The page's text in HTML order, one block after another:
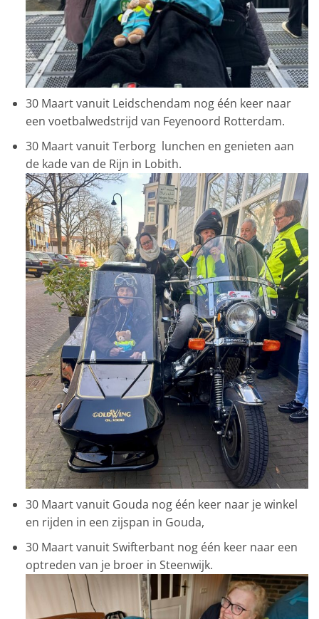
30 Maart vanuit Leidschendam nog één keer naar
een voetbalwedstrijd van Feyenoord Rotterdam.
30 Maart vanuit Terborg lunchen en genieten aan
de kade van de Rijn in Lobith.
30 Maart vanuit Gouda nog één keer naar je winkel
en rijden in een zijspan in Gouda,
30 Maart vanuit Swifterbant nog één keer naar een
optreden van je broer in Steenwijk.